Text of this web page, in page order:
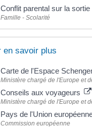
Conflit parental sur la
Famille - Scolarité
en savoir plus
Carte de l'Espace
Ministère chargé de l'Europe et
Conseils aux voyageurs
Ministère chargé de l'Europe et
Pays de l'Union
Commission européenne